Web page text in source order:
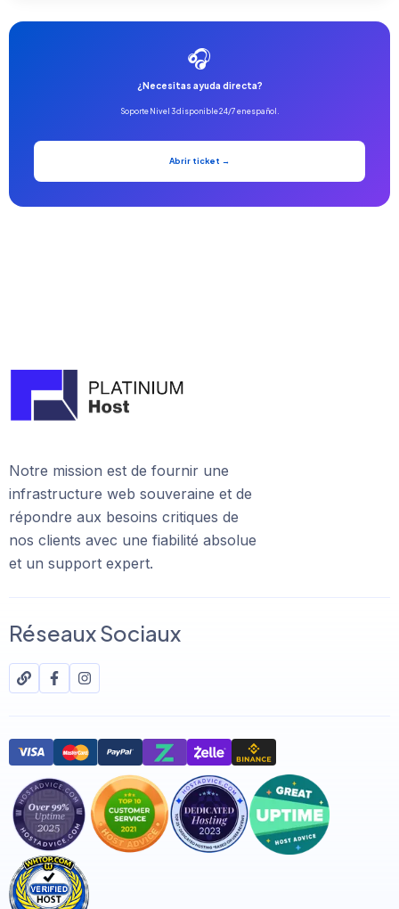
🎧
¿Necesitas ayuda directa?
Soporte Nivel 3 disponible 24/7 en español.
Abrir ticket →
Notre mission est de fournir une
infrastructure web souveraine et de
répondre aux besoins critiques de
nos clients avec une fiabilité absolue
et un support expert.
Réseaux Sociaux